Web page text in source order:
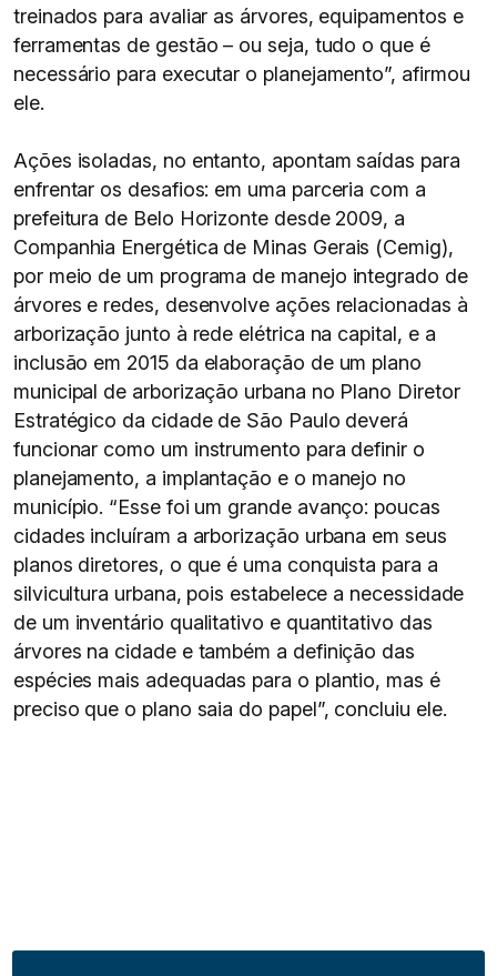
treinados para avaliar as árvores, equipamentos e
ferramentas de gestão – ou seja, tudo o que é
necessário para executar o planejamento”, afirmou
ele.
Ações isoladas, no entanto, apontam saídas para
enfrentar os desafios: em uma parceria com a
prefeitura de Belo Horizonte desde 2009, a
Companhia Energética de Minas Gerais (Cemig),
por meio de um programa de manejo integrado de
árvores e redes, desenvolve ações relacionadas à
arborização junto à rede elétrica na capital, e a
inclusão em 2015 da elaboração de um plano
municipal de arborização urbana no Plano Diretor
Estratégico da cidade de São Paulo deverá
funcionar como um instrumento para definir o
planejamento, a implantação e o manejo no
município. “Esse foi um grande avanço: poucas
cidades incluíram a arborização urbana em seus
planos diretores, o que é uma conquista para a
silvicultura urbana, pois estabelece a necessidade
de um inventário qualitativo e quantitativo das
árvores na cidade e também a definição das
espécies mais adequadas para o plantio, mas é
preciso que o plano saia do papel”, concluiu ele.